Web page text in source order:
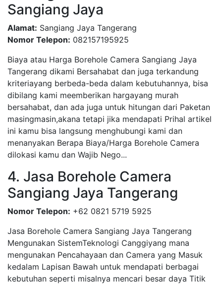
Sangiang Jaya
Alamat: Sangiang Jaya Tangerang
Nomor Telepon: 082157195925
Biaya atau Harga Borehole Camera Sangiang Jaya
Tangerang dikami Bersahabat dan juga terkandung
kriteriayang berbeda-beda dalam kebutuhannya, bisa
dibilang kami meemberikan hargayang murah
bersahabat, dan ada juga untuk hitungan dari Paketan
masingmasin,akana tetapi jika mendapati Prihal artikel
ini kamu bisa langsung menghubungi kami dan
menanyakan Berapa Biaya/Harga Borehole Camera
dilokasi kamu dan Wajib Nego...
4. Jasa Borehole Camera
Sangiang Jaya Tangerang
Nomor Telepon: +62 0821 5719 5925
Jasa Borehole Camera Sangiang Jaya Tangerang
Mengunakan SistemTeknologi Canggiyang mana
mengunakan Pencahayaan dan Camera yang Masuk
kedalam Lapisan Bawah untuk mendapati berbagai
kebutuhan seperti misalnya mencari besar daya Titik